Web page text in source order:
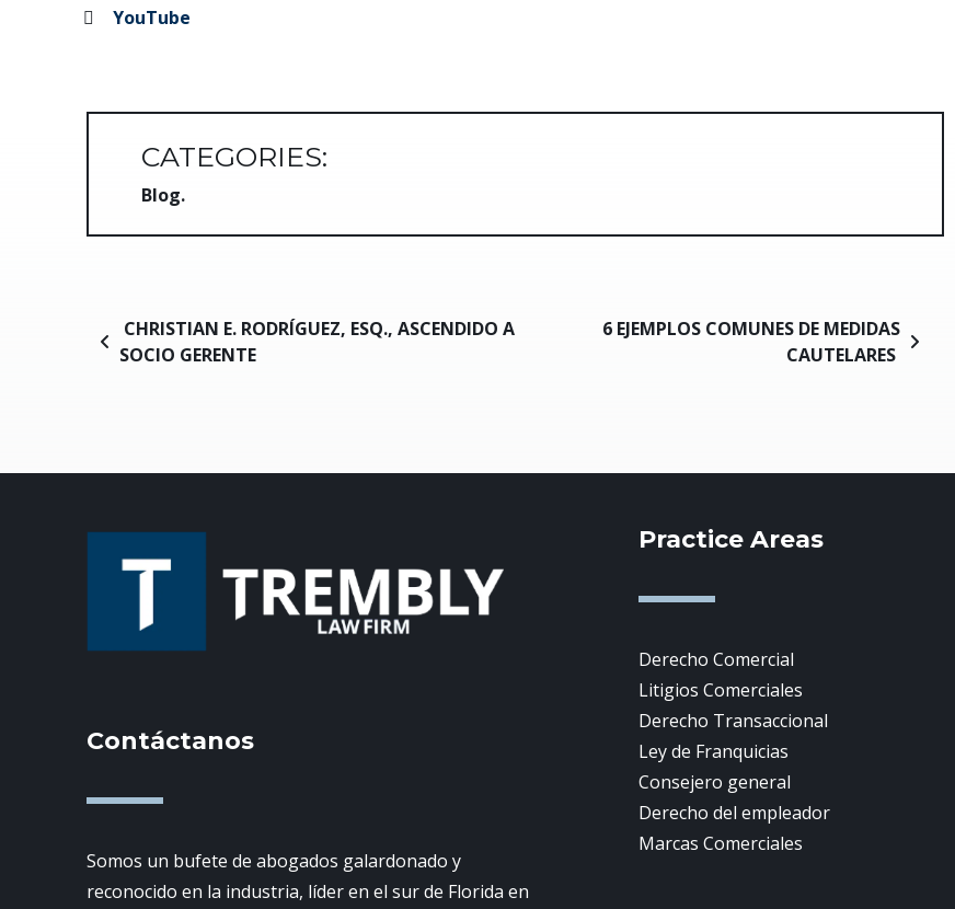
YouTube
CATEGORIES:
Blog
Navegación de entradas
CHRISTIAN E. RODRÍGUEZ, ESQ., ASCENDIDO A
SOCIO GERENTE
6 EJEMPLOS COMUNES DE MEDIDAS
CAUTELARES
Contáctanos
Somos un bufete de abogados galardonado y
reconocido en la industria, líder en el sur de Florida en
Practice Areas
Derecho Comercial
Litigios Comerciales
Derecho Transaccional
Ley de Franquicias
Consejero general
Derecho del empleador
Marcas Comerciales